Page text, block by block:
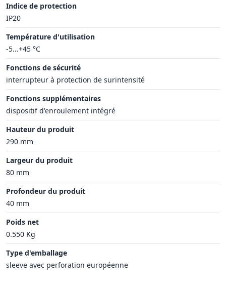
Indice de protection
IP20
Température d'utilisation
-5...+45 °C
Fonctions de sécurité
interrupteur à protection de surintensité
Fonctions supplémentaires
dispositif d'enroulement intégré
Hauteur du produit
290 mm
Largeur du produit
80 mm
Profondeur du produit
40 mm
Poids net
0.550 Kg
Type d'emballage
sleeve avec perforation européenne